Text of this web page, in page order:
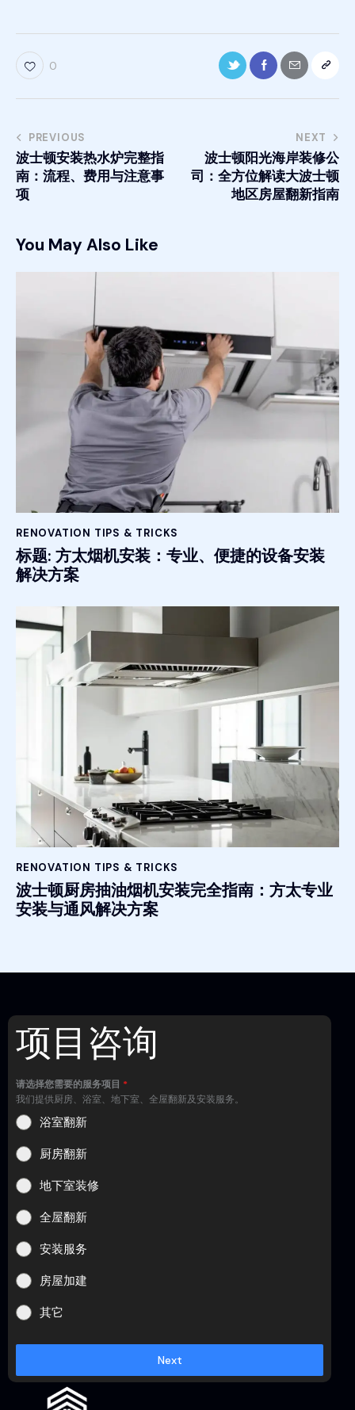
0
PREVIOUS
波士顿安装热水炉完整指
南：流程、费用与注意事
项
NEXT
波士顿阳光海岸装修公
司：全方位解读大波士顿
地区房屋翻新指南
You May Also Like
RENOVATION TIPS & TRICKS
标题: 方太烟机安装：专业、便捷的设备安装
解决方案
RENOVATION TIPS & TRICKS
波士顿厨房抽油烟机安装完全指南：方太专业
安装与通风解决方案
项目咨询
请选择您需要的服务项目 *
我们提供厨房、浴室、地下室、全屋翻新及安装服务。
浴室翻新
厨房翻新
地下室装修
全屋翻新
安装服务
房屋加建
其它
Next